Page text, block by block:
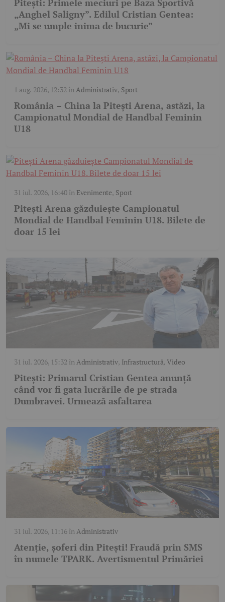
Pitești: Primele meciuri pe Baza Sportivă
„Anghel Saligny”. Edilul Cristian Gentea:
„Mi se umple inima de bucurie”
1 aug. 2026, 12:32 înAdministrativ, Sport
România – China la Pitești Arena, astăzi, la
Campionatul Mondial de Handbal Feminin
U18
31 iul. 2026, 16:40în Evenimente, Sport
Pitești Arena găzduiește Campionatul
Mondial de Handbal Feminin U18. Bilete de
doar 15 lei
31 iul. 2026, 15:32 înAdministrativ, Infrastructură,Video
Pitești: Primarul Cristian Gentea anunță
când vor fi gata lucrările de pe strada
Dumbravei. Urmează asfaltarea
31 iul. 2026, 11:16înAdministrativ
Atenție, șoferi din Pitești! Fraudă prin SMS
în numele TPARK. Avertismentul Primăriei